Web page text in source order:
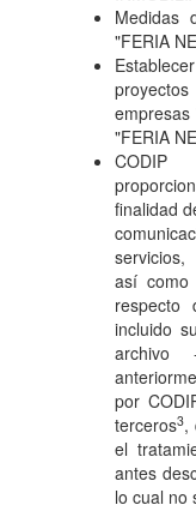
Medidas
"FERIA
empresas
"FERIA
finalidad
así como
respecto
incluido
archivo
por
terceros3,
el
antes
lo cual no